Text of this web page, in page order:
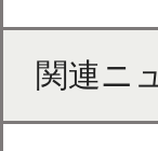
関連ニ